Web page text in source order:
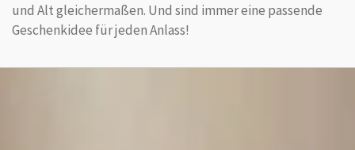
und Alt gleichermaßen. Und sind immer eine passende
Geschenkidee für jeden Anlass!